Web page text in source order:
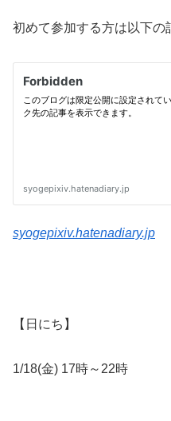
初めて参加する方は以下の
syogepixiv.hatenadiary.jp
【日にち】
1/18(金) 17時～22時